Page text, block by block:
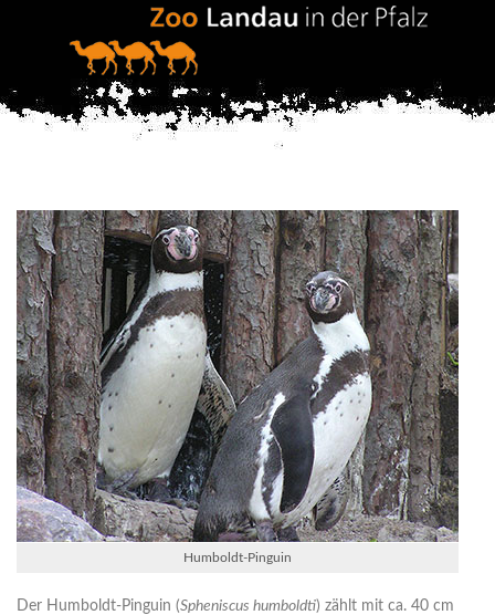
Humboldt-Pinguin
Der Humboldt-Pinguin (Spheniscus humboldti) zählt mit ca. 40 cm